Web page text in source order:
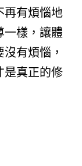
再有煩惱地
一樣，讓體
有煩惱，
是真正的修